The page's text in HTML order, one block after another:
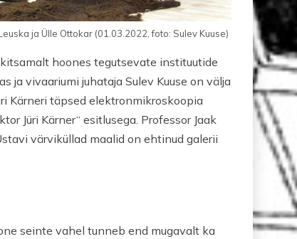
ja Ülle Ottokar (01.03.2022, foto: Sulev Kuuse)
hoones tegutsevate instituutide
ja vivaariumi juhataja Sulev Kuuse on välja
Kärneri täpsed elektronmikroskoopia
Jüri Kärner“ esitlusega. Professor Jaak
värviküllad maalid on ehtinud galerii
seinte vahel tunneb end mugavalt ka